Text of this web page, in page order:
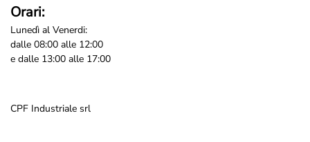
Orari:
Lunedì al Venerdi:
dalle 08:00 alle 12:00
e dalle 13:00 alle 17:00
CPF Industriale srl